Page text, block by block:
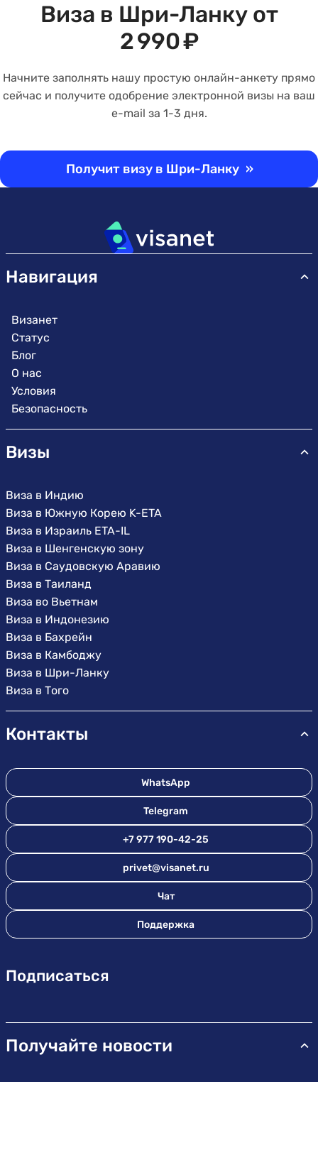
Виза в Шри-Ланку от
2 990 ₽
Начните заполнять нашу простую онлайн-анкету прямо
сейчас и получите одобрение электронной визы на ваш
e-mail за 1-3 дня.
Получит визу в Шри-Ланку »
Навигация
Визанет
Статус
Блог
О нас
Условия
Безопасность
Визы
Виза в Индию
Виза в Южную Корею K-ETA
Виза в Израиль ETA-IL
Виза в Шенгенскую зону
Виза в Саудовскую Аравию
Виза в Таиланд
Виза во Вьетнам
Виза в Индонезию
Виза в Бахрейн
Виза в Камбоджу
Виза в Шри-Ланку
Виза в Того
Контакты
WhatsApp
Telegram
+7 977 190-42-25
privet@visanet.ru
Чат
Поддержка
Подписаться
Получайте новости